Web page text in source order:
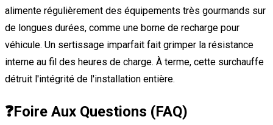
alimente régulièrement des équipements très gourmands sur
de longues durées, comme une borne de recharge pour
véhicule. Un sertissage imparfait fait grimper la résistance
interne au fil des heures de charge. À terme, cette surchauffe
détruit l'intégrité de l'installation entière.
❓Foire Aux Questions (FAQ)